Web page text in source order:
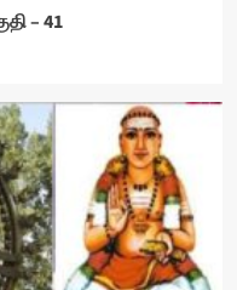
– 41